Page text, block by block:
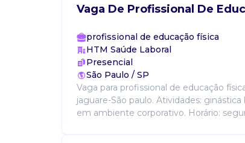
Vaga De Profissional De
profissional de educação física
HTM Saúde Laboral
Presencial
São Paulo / SP
Vaga para profissional de educação
jaguare-São paulo. Atividades:
em ambiente corporativo. Horário: